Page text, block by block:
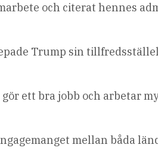
och citerat hennes
Trump sin
ett bra jobb och arbetar
mellan båda